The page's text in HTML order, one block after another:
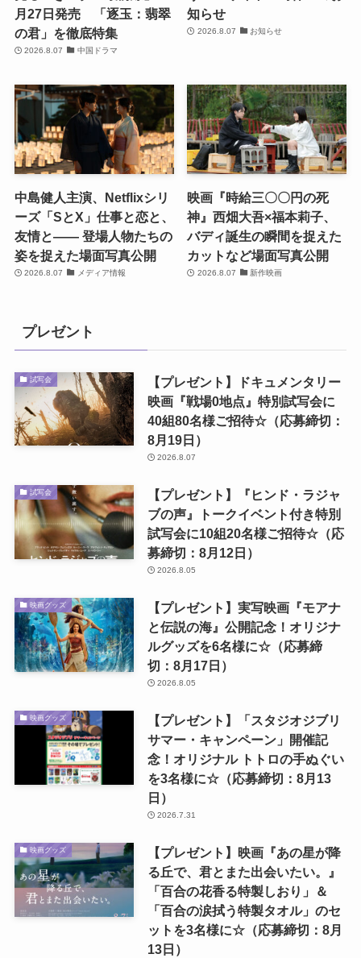
月27日発売 「逐玉：翡翠
の君」を徹底特集
2026.8.07 中国ドラマ
知らせ
2026.8.07 お知らせ
中島健人主演、Netflixシリ
ーズ「SとX」仕事と恋と、
友情と―― 登場人物たちの
姿を捉えた場面写真公開
2026.8.07 メディア情報
映画『時給三〇〇円の死
神』西畑大吾×福本莉子、
バディ誕生の瞬間を捉えた
カットなど場面写真公開
2026.8.07 新作映画
プレゼント
試写会
【プレゼント】ドキュメンタリー
映画『戦場0地点』特別試写会に
40組80名様ご招待☆（応募締切：
8月19日）
2026.8.07
試写会
【プレゼント】『ヒンド・ラジャ
ブの声』トークイベント付き特別
試写会に10組20名様ご招待☆（応
募締切：8月12日）
2026.8.05
映画グッズ
【プレゼント】実写映画『モアナ
と伝説の海』公開記念！オリジナ
ルグッズを6名様に☆（応募締
切：8月17日）
2026.8.05
映画グッズ
【プレゼント】「スタジオジブリ
サマー・キャンペーン」開催記
念！オリジナル トトロの手ぬぐい
を3名様に☆（応募締切：8月13
日）
2026.7.31
映画グッズ
【プレゼント】映画『あの星が降
る丘で、君とまた出会いたい。』
「百合の花香る特製しおり」＆
「百合の涙拭う特製タオル」のセ
ットを3名様に☆（応募締切：8月
13日）